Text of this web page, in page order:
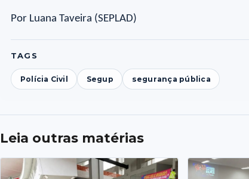
Por Luana Taveira (SEPLAD)
TAGS
Polícia Civil Segup segurança pública
Leia outras matérias